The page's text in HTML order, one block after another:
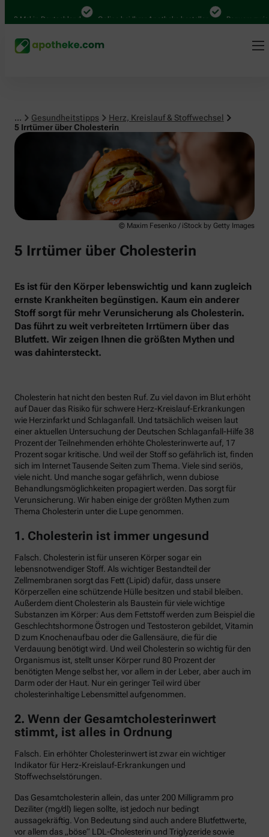
Mal in Deutschland Online bei Ihrer Apotheke bestellen Bequem
... Gesundheitstipps
Herz, Kreislauf & Stoffwechsel
5 Irrtümer über Cholesterin
Herz, Kreislauf & Stoffwechsel
© Maxim Fesenko / iStock by Getty Images
5 Irrtümer über Cholesterin
Es ist für den Körper lebenswichtig und kann zugleich
ernste Krankheiten begünstigen. Kaum ein anderer
Stoff sorgt für mehr Verunsicherung als Cholesterin.
Das führt zu weit verbreiteten Irrtümern über das
Blutfett. Wir zeigen Ihnen die größten Mythen und
was dahintersteckt.
Cholesterin hat nicht den besten Ruf. Zu viel davon im Blut erhöht
auf Dauer das Risiko für schwere Herz-Kreislauf-Erkrankungen
wie Herzinfarkt und Schlaganfall. Und tatsächlich weisen laut
einer aktuellen Untersuchung der Deutschen Schlaganfall-Hilfe 38
Prozent der Teilnehmenden erhöhte Cholesterinwerte auf, 17
Prozent sogar kritische. Und weil der Stoff so gefährlich ist, finden
sich im Internet Tausende Seiten zum Thema. Viele sind seriös,
viele nicht. Und manche sogar gefährlich, wenn dubiose
Behandlungsmöglichkeiten propagiert werden. Das sorgt für
Verunsicherung. Wir haben einige der größten Mythen zum
Thema Cholesterin unter die Lupe genommen.
1. Cholesterin ist immer ungesund
Falsch. Cholesterin ist für unseren Körper sogar ein
lebensnotwendiger Stoff. Als wichtiger Bestandteil der
Zellmembranen sorgt das Fett (Lipid) dafür, dass unsere
Körperzellen eine schützende Hülle besitzen und stabil bleiben.
Außerdem dient Cholesterin als Baustein für viele wichtige
Substanzen im Körper: Aus dem Fettstoff werden zum Beispiel die
Geschlechtshormone Östrogen und Testosteron gebildet, Vitamin
D zum Knochenaufbau oder die Gallensäure, die für die
Verdauung benötigt wird. Und weil Cholesterin so wichtig für den
Organismus ist, stellt unser Körper rund 80 Prozent der
benötigten Menge selbst her, vor allem in der Leber, aber auch im
Darm oder der Haut. Nur ein geringer Teil wird über
cholesterinhaltige Lebensmittel aufgenommen.
2. Wenn der Gesamtcholesterinwert
stimmt, ist alles in Ordnung
Falsch. Ein erhöhter Cholesterinwert ist zwar ein wichtiger
Indikator für Herz-Kreislauf-Erkrankungen und
Stoffwechselstörungen.
Das Gesamtcholesterin allein, das unter 200 Milligramm pro
Deziliter (mg/dl) liegen sollte, ist jedoch nur bedingt
aussagekräftig. Von Bedeutung sind auch andere Blutfettwerte,
vor allem das „böse“ LDL-Cholesterin und Triglyzeride sowie